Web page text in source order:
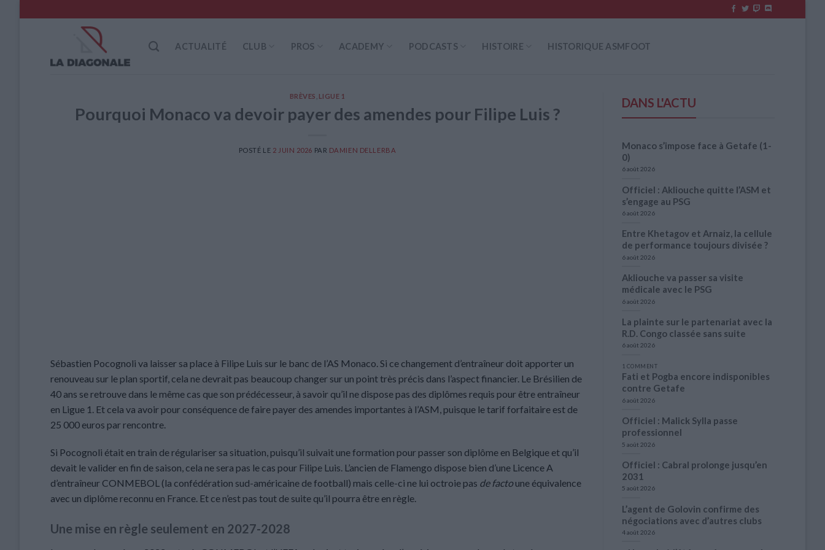
to
ACTUALITÉ CLUB PROS ACADEMY PODCASTS HISTOIRE HISTORIQUE ASMFOOT
BRÈVES LIGUE 1
Pourquoi Monaco va devoir payer des amendes pour Filipe Luis ?
POSTÉ LE 2 JUIN 2026 PAR DAMIEN DELLERBA
Sébastien Pocognoli va laisser sa place à Filipe Luis sur le banc de l’AS Monaco. Si ce changement d’entraîneur doit apporter un
renouveau sur le plan sportif, cela ne devrait pas beaucoup changer sur un point très précis dans l’aspect financier. Le Brésilien de
40 ans se retrouve dans le même cas que son prédécesseur, à savoir qu’il ne dispose pas des diplômes requis pour être entraîneur
en Ligue 1. Et cela va avoir pour conséquence de faire payer des amendes importantes à l’ASM, puisque le tarif forfaitaire est de
25 000 euros par rencontre.
Si Pocognoli était en train de régulariser sa situation, puisqu’il suivait une formation pour passer son diplôme en Belgique et qu’il
devait le valider en fin de saison, cela ne sera pas le cas pour Filipe Luis. L’ancien de Flamengo dispose bien d’une Licence A
d’entraîneur CONMEBOL (la confédération sud-américaine de football) mais celle-ci ne lui octroie pas de factoune équivalence
avec un diplôme reconnu en France. Et ce n’est pas tout de suite qu’il pourra être en règle.
Une mise en règle seulement en 2027-2028
DANS L'ACTU
Monaco s’impose face à Getafe (1-
0)
6 août 2026
Officiel : Akliouche quitte l’ASM et
s’engage au PSG
6 août 2026
Entre Khetagov et Arnaiz, la cellule
de performance toujours divisée ?
6 août 2026
Akliouche va passer sa visite
médicale avec le PSG
6 août 2026
La plainte sur le partenariat avec la
R.D. Congo classée sans suite
6 août 2026
1 COMMENT
Fati et Pogba encore indisponibles
contre Getafe
6 août 2026
Officiel : Malick Sylla passe
professionnel
5 août 2026
Officiel : Cabral prolonge jusqu’en
2031
5 août 2026
L’agent de Golovin confirme des
négociations avec d’autres clubs
4 août 2026